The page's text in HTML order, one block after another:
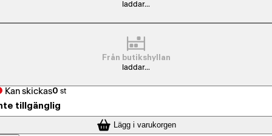
laddar...
Från butikshyllan
laddar...
Kan skickas0 st
tillgänglig
Lägg i varukorgen